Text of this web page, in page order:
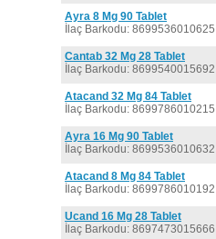
Ayra 8 Mg 90 Tablet
İlaç Barkodu: 8699536010625
Cantab 32 Mg 28 Tablet
İlaç Barkodu: 8699540015692
Atacand 32 Mg 84 Tablet
İlaç Barkodu: 8699786010215
Ayra 16 Mg 90 Tablet
İlaç Barkodu: 8699536010632
Atacand 8 Mg 84 Tablet
İlaç Barkodu: 8699786010192
Ucand 16 Mg 28 Tablet
İlaç Barkodu: 8697473015666